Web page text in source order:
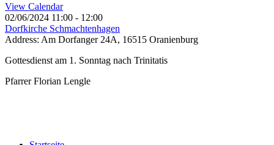
View Calendar
02/06/2024 11:00 - 12:00
Dorfkirche Schmachtenhagen
Address: Am Dorfanger 24A, 16515 Oranienburg
Gottesdienst am 1. Sonntag nach Trinitatis
Pfarrer Florian Lengle